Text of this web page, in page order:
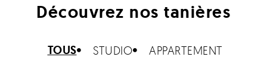
Découvrez nos tanières
TOUS STUDIO APPARTEMENT